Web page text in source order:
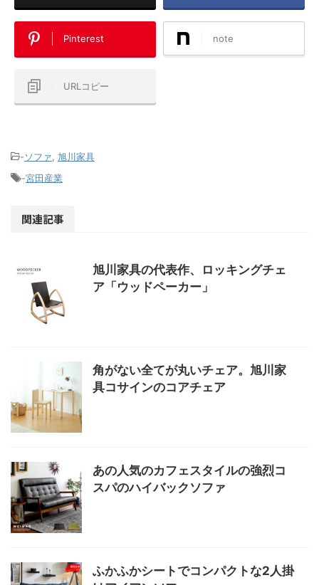
Pinterest note
URLコピー
-ソファ 旭川家具
-宮田産業
関連記事
旭川家具の代表作、ロッキングチェ
ア「ウッドペーカー」
角がない全てが丸いチェア。旭川家
具コサインのコアチェア
あの人気のカフェスタイルの強烈コ
スパのハイバックソファ
ふかふかシートでコンパクトな2人掛